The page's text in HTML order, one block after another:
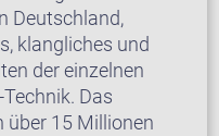
Deutschland,
klangliches und
der einzelnen
Das
über 15 Millionen